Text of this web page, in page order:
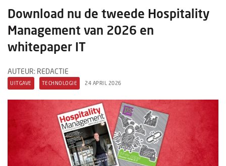
Hotelovernames
HM+
Jong & Ambitieus
Columns
Michelin
Nieuwe hotels
Personalia
Download nu de tweede Hospitality
Management van 2026 en
whitepaper IT
AUTEUR: REDACTIE
UITGAVE TECHNOLOGIE 24 APRIL 2026